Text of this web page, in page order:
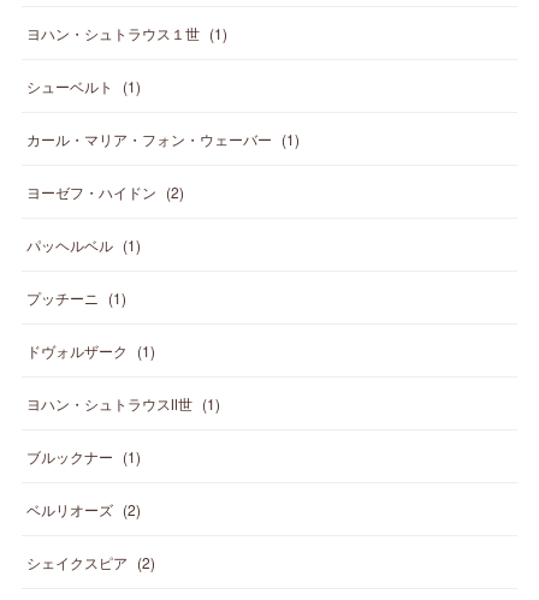
ヨハン・シュトラウス１世 (1)
シューベルト (1)
カール・マリア・フォン・ウェーバー (1)
ヨーゼフ・ハイドン (2)
パッヘルベル (1)
プッチーニ (1)
ドヴォルザーク (1)
ヨハン・シュトラウスⅡ世 (1)
ブルックナー (1)
ベルリオーズ (2)
シェイクスピア (2)